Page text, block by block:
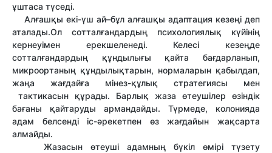
ұштаса түседі.
Алғашқы екі-үш ай–бұл алғашқы адаптация кезеңі деп
аталады.Ол сотталғандардың психологиялық күйінің
кернеуімен ерекшеленеді. Келесі кезеңде
сотталғандардың құндылығы қайта бағдарланып,
микроортаның құндылықтарын, нормаларын қабылдап,
жаңа жағдайға мінез-құлық стратегиясы мен
тактикасын құрады. Барлық жаза өтеушілер өзіндік
бағаны қайтаруды армандайды. Түрмеде, колонияда
адам белсенді іс-әрекетпен өз жағдайын жақсарта
алмайды.
Жазасын өтеуші адамның бүкіл өмірі түзету